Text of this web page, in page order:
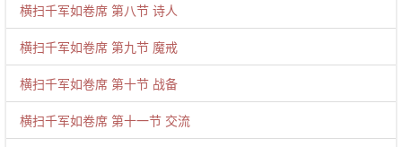
横扫千军如卷席 第八节 诗人
横扫千军如卷席 第九节 魔戒
横扫千军如卷席 第十节 战备
横扫千军如卷席 第十一节 交流